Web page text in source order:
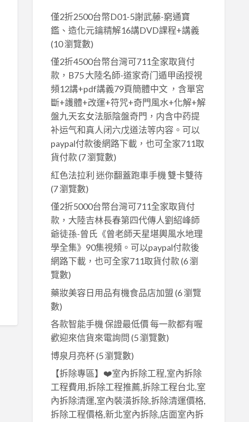
僅2折2500台幣D01-5謝武藤-窮通寶
鑑、造化元鑰精解16講DVD課程+講義
(10 瀏覽數)
僅2折4500台幣台灣可711全家取貨付
款，B75 大陸名師-道家奇门遁甲函授視
頻12講+pdf講義79頁簡體中文 ，含單宮
斷+護體+改運+符咒+奇門風水+化解+解
盤九天玄女法脈陰盤奇門，内含中药提
补运气和真人闭六戊道法等内容。可以
paypal付款後網路下載，也可全家711取
貨付款 (7 瀏覽數)
紅色法拉利 迷你翻蓋跑車手機 雙卡雙待
(7 瀏覽數)
僅2折5000台幣台灣可711全家取貨付
款，大陸吉林長春第四代傳人劉紹峰師
爺徒孫-曾氏《曾老師天星堪輿風水地理
學全集》90集視頻。可以paypal付款後
網路下載，也可全家711取貨付款 (6 瀏
覽數)
藥妝美容日用品有機食品店加盟 (6 瀏覽
數)
各款智能手機 保證最低價 每一款都有喔
歡迎來信貨來電詢問 (5 瀏覽數)
博泉月亮杯(5 瀏覽數)
【拆除專區】❤️室內拆除工程,室內拆除
工程費用,拆除工程推薦,拆除工程台北,室
內拆除清運,室內裝潢拆除,拆除清運價格,
拆除工程價格,新北室內拆除,店面室內拆